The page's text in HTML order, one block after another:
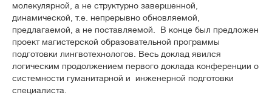
молекулярной, а не структурно завершенной,
динамической, т.е. непрерывно обновляемой,
предлагаемой, а не поставляемой. В конце был предложен
проект магистерской образовательной программы
подготовки лингвотехнологов. Весь доклад явился
логическим продолжением первого доклада конференции о
системности гуманитарной и инженерной подготовки
специалиста.